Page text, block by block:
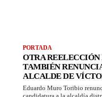
PORTADA
OTRA
TAMBIÉN
ALCALDE DE
Eduardo Muro Toribio